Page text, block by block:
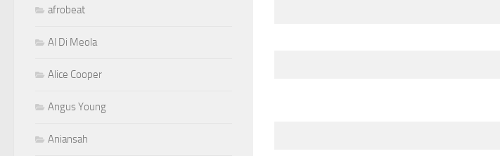
afrobeat
Al Di Meola
Alice Cooper
Angus Young
Aniansah